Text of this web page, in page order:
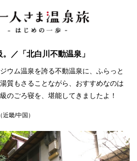
／「北白川不動温泉」
ウム温泉を誇る不動温泉に、ふらっと
質もさることながら、おすすめなのは
のごろ寝を、堪能してきましたよ！
畿/中国）